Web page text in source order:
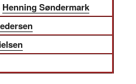
Henning Søndermark